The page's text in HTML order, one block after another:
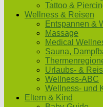
Tattoo &
Wellness & Reisen
Entspannen &
Massage
Medical
Sauna,
Urlaubs- &
Wellness-ABC
Wellness- und
Eltern & Kind